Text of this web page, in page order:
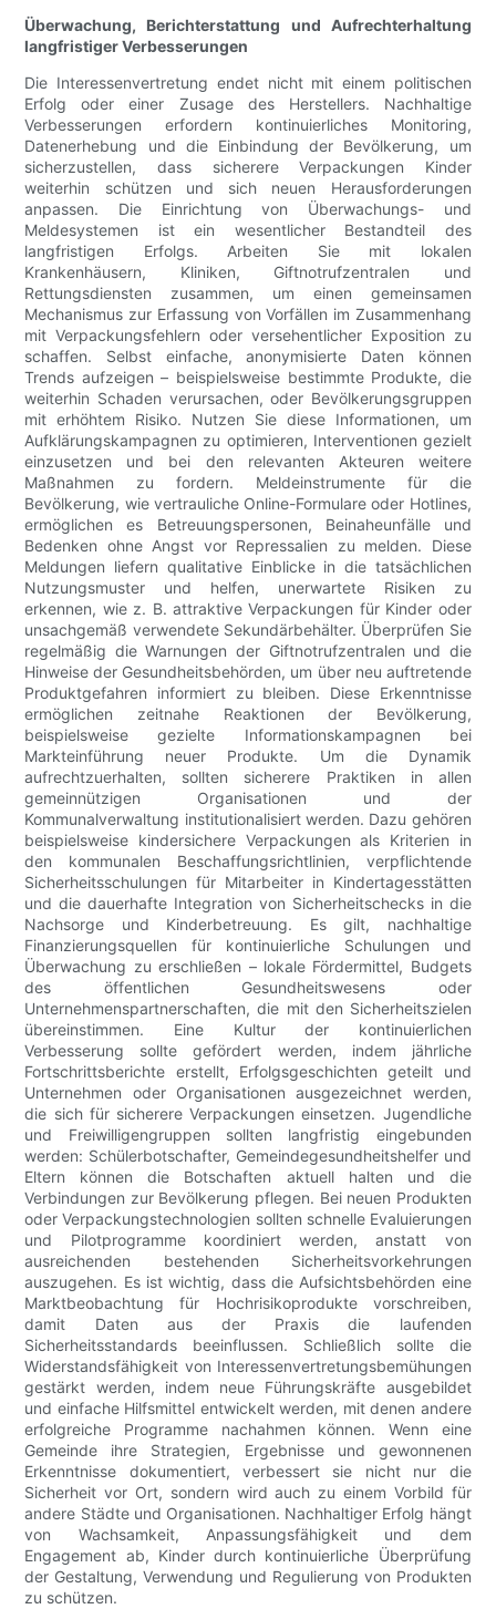
Überwachung, Berichterstattung und Aufrechterhaltung
langfristiger Verbesserungen
Die Interessenvertretung endet nicht mit einem politischen
Erfolg oder einer Zusage des Herstellers. Nachhaltige
Verbesserungen erfordern kontinuierliches Monitoring,
Datenerhebung und die Einbindung der Bevölkerung, um
sicherzustellen, dass sicherere Verpackungen Kinder
weiterhin schützen und sich neuen Herausforderungen
anpassen. Die Einrichtung von Überwachungs- und
Meldesystemen ist ein wesentlicher Bestandteil des
langfristigen Erfolgs. Arbeiten Sie mit lokalen
Krankenhäusern, Kliniken, Giftnotrufzentralen und
Rettungsdiensten zusammen, um einen gemeinsamen
Mechanismus zur Erfassung von Vorfällen im Zusammenhang
mit Verpackungsfehlern oder versehentlicher Exposition zu
schaffen. Selbst einfache, anonymisierte Daten können
Trends aufzeigen – beispielsweise bestimmte Produkte, die
weiterhin Schaden verursachen, oder Bevölkerungsgruppen
mit erhöhtem Risiko. Nutzen Sie diese Informationen, um
Aufklärungskampagnen zu optimieren, Interventionen gezielt
einzusetzen und bei den relevanten Akteuren weitere
Maßnahmen zu fordern. Meldeinstrumente für die
Bevölkerung, wie vertrauliche Online-Formulare oder Hotlines,
ermöglichen es Betreuungspersonen, Beinaheunfälle und
Bedenken ohne Angst vor Repressalien zu melden. Diese
Meldungen liefern qualitative Einblicke in die tatsächlichen
Nutzungsmuster und helfen, unerwartete Risiken zu
erkennen, wie z. B. attraktive Verpackungen für Kinder oder
unsachgemäß verwendete Sekundärbehälter. Überprüfen Sie
regelmäßig die Warnungen der Giftnotrufzentralen und die
Hinweise der Gesundheitsbehörden, um über neu auftretende
Produktgefahren informiert zu bleiben. Diese Erkenntnisse
ermöglichen zeitnahe Reaktionen der Bevölkerung,
beispielsweise gezielte Informationskampagnen bei
Markteinführung neuer Produkte. Um die Dynamik
aufrechtzuerhalten, sollten sicherere Praktiken in allen
gemeinnützigen Organisationen und der
Kommunalverwaltung institutionalisiert werden. Dazu gehören
beispielsweise kindersichere Verpackungen als Kriterien in
den kommunalen Beschaffungsrichtlinien, verpflichtende
Sicherheitsschulungen für Mitarbeiter in Kindertagesstätten
und die dauerhafte Integration von Sicherheitschecks in die
Nachsorge und Kinderbetreuung. Es gilt, nachhaltige
Finanzierungsquellen für kontinuierliche Schulungen und
Überwachung zu erschließen – lokale Fördermittel, Budgets
des öffentlichen Gesundheitswesens oder
Unternehmenspartnerschaften, die mit den Sicherheitszielen
übereinstimmen. Eine Kultur der kontinuierlichen
Verbesserung sollte gefördert werden, indem jährliche
Fortschrittsberichte erstellt, Erfolgsgeschichten geteilt und
Unternehmen oder Organisationen ausgezeichnet werden,
die sich für sicherere Verpackungen einsetzen. Jugendliche
und Freiwilligengruppen sollten langfristig eingebunden
werden: Schülerbotschafter, Gemeindegesundheitshelfer und
Eltern können die Botschaften aktuell halten und die
Verbindungen zur Bevölkerung pflegen. Bei neuen Produkten
oder Verpackungstechnologien sollten schnelle Evaluierungen
und Pilotprogramme koordiniert werden, anstatt von
ausreichenden bestehenden Sicherheitsvorkehrungen
auszugehen. Es ist wichtig, dass die Aufsichtsbehörden eine
Marktbeobachtung für Hochrisikoprodukte vorschreiben,
damit Daten aus der Praxis die laufenden
Sicherheitsstandards beeinflussen. Schließlich sollte die
Widerstandsfähigkeit von Interessenvertretungsbemühungen
gestärkt werden, indem neue Führungskräfte ausgebildet
und einfache Hilfsmittel entwickelt werden, mit denen andere
erfolgreiche Programme nachahmen können. Wenn eine
Gemeinde ihre Strategien, Ergebnisse und gewonnenen
Erkenntnisse dokumentiert, verbessert sie nicht nur die
Sicherheit vor Ort, sondern wird auch zu einem Vorbild für
andere Städte und Organisationen. Nachhaltiger Erfolg hängt
von Wachsamkeit, Anpassungsfähigkeit und dem
Engagement ab, Kinder durch kontinuierliche Überprüfung
der Gestaltung, Verwendung und Regulierung von Produkten
zu schützen.